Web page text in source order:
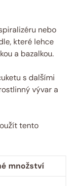
nebo
které lehce
a bazalkou.
s dalšími
vývar a
tento
množství